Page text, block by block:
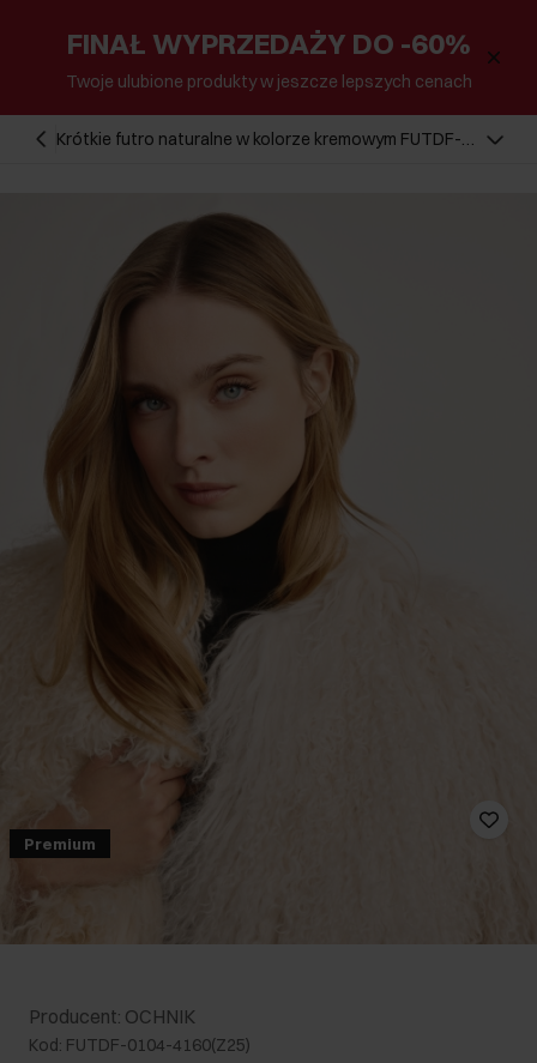
FINAŁ WYPRZEDAŻY DO -60%
Twoje ulubione produkty w jeszcze lepszych cenach
Krótkie futro naturalne w kolorze kremowym FUTDF-
Premium
Producent: OCHNIK
Kod: FUTDF-0104-4160(Z25)